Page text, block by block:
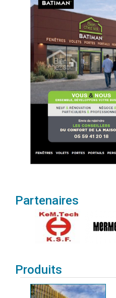
Partenaires
Produits